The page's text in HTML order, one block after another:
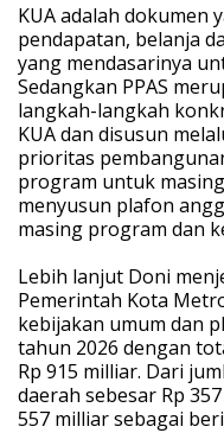
KUA adalah dokumen
pendapatan, belanja
yang mendasarinya
Sedangkan PPAS
langkah-langkah
KUA dan disusun
prioritas
program untuk
menyusun plafon
masing program dan
‎Lebih lanjut Doni
Pemerintah Kota
kebijakan umum dan
tahun 2026 dengan
Rp 915 milliar. Dari
daerah sebesar Rp
557 milliar sebagai